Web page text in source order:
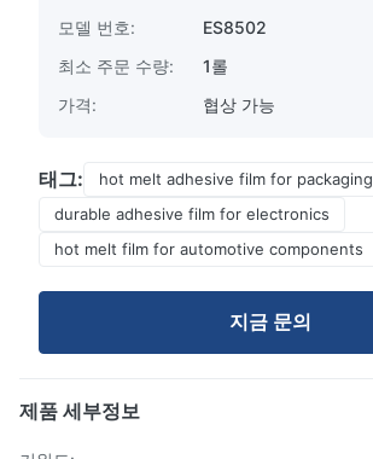
모델 번호:
ES8502
최소 주문 수량:
1롤
가격:
협상 가능
태그:
hot melt adhesive film for packaging
durable adhesive film for electronics
hot melt film for automotive components
지금 문의
제품 세부정보